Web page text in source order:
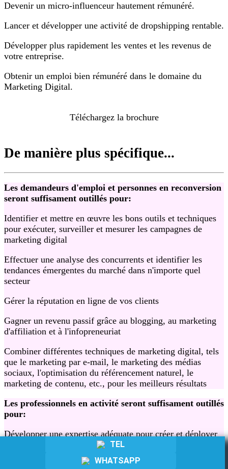
Devenir un micro-influenceur hautement rémunéré.
Lancer et développer une activité de dropshipping rentable.
Développer plus rapidement les ventes et les revenus de
votre entreprise.
Obtenir un emploi bien rémunéré dans le domaine du
Marketing Digital.
Téléchargez la brochure
De manière plus spécifique...
Les demandeurs d'emploi et personnes en reconversion
seront suffisament outillés pour:
Identifier et mettre en œuvre les bons outils et techniques
pour exécuter, surveiller et mesurer les campagnes de
marketing digital
Effectuer une analyse des concurrents et identifier les
tendances émergentes du marché dans n'importe quel
secteur
Gérer la réputation en ligne de vos clients
Gagner un revenu passif grâce au blogging, au marketing
d'affiliation et à l'infopreneuriat
Combiner différentes techniques de marketing digital, tels
que le marketing par e-mail, le marketing des médias
sociaux, l'optimisation du référencement naturel, le
marketing de contenu, etc., pour les meilleurs résultats
Les professionnels en activité seront suffisament outillés
pour:
Développer une expertise adéquate pour créer et déployer
des campagnes de marketing digital pour votre entreprise
TEL
WHATSAPP